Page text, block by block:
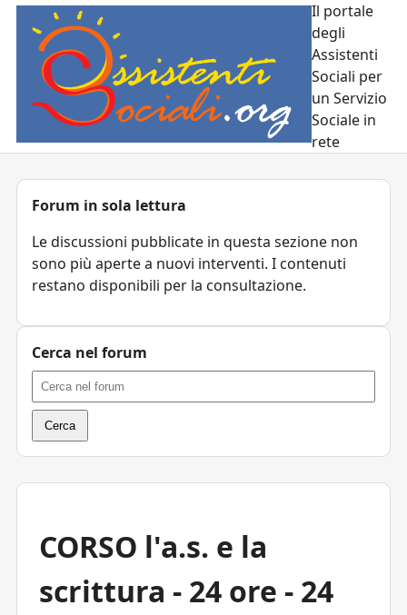
Il portale
degli
Assistenti
Sociali per
un Servizio
Sociale in
rete
CORSO l'a.s. e la
scrittura - 24 ore - 24
Forum in sola lettura
Le discussioni pubblicate in questa sezione non
sono più aperte a nuovi interventi. I contenuti
restano disponibili per la consultazione.
Cerca nel forum
Cerca